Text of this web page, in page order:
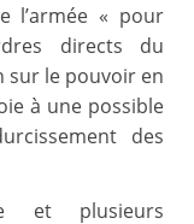
l’armée « pour
directs du
sur le pouvoir en
à une possible
des
et plusieurs